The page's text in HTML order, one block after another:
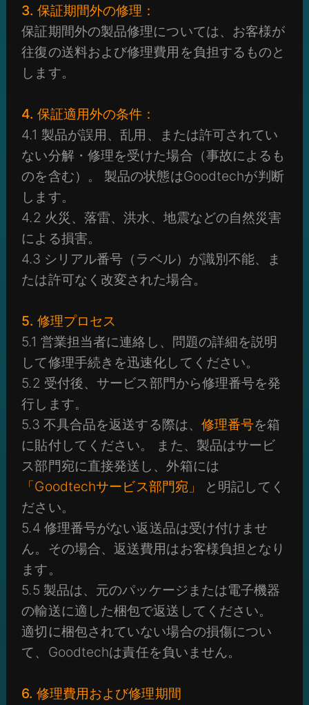
3. 保証期間外の修理：
保証期間外の製品修理については、お客様が
往復の送料および修理費用を負担するものと
します。
4. 保証適用外の条件：
4.1 製品が誤用、乱用、または許可されてい
ない分解・修理を受けた場合（事故によるも
のを含む）。 製品の状態はGoodtechが判断
します。
4.2 火災、落雷、洪水、地震などの自然災害
による損害。
4.3 シリアル番号（ラベル）が識別不能、ま
たは許可なく改変された場合。
5. 修理プロセス
5.1 営業担当者に連絡し、問題の詳細を説明
して修理手続きを迅速化してください。
5.2 受付後、サービス部門から修理番号を発
行します。
5.3 不具合品を返送する際は、 修理番号を箱
に貼付してください。 また、製品はサービ
ス部門宛に直接発送し、外箱には
「Goodtechサービス部門宛」
と明記してく
ださい。
5.4 修理番号がない返送品は受け付けませ
ん。その場合、返送費用はお客様負担となり
ます。
5.5 製品は、元のパッケージまたは電子機器
の輸送に適した梱包で返送してください。
適切に梱包されていない場合の損傷につい
て、Goodtechは責任を負いません。
6. 修理費用および修理期間